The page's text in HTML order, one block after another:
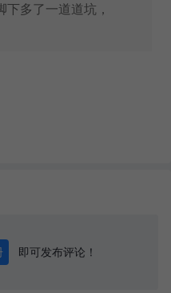
多了一道道坑，
即可发布评论！